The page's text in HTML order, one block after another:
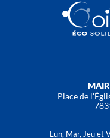
Place de
Lun, Mar, Jeu et